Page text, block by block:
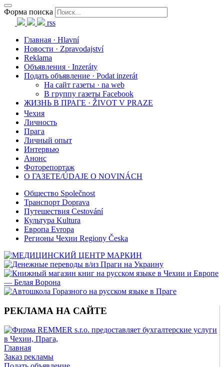
Форма поиска
rss
Главная · Hlavní
Новости · Zpravodajství
Reklama
Объявления · Inzeráty
Подать объявление · Podat inzerát
На сайт газеты · na web
В группу газеты Facebook
ЖИЗНЬ В ПРАГЕ · ŽIVOT V PRAZE
Чехия
Личность
Прага
Личный опыт
Интервью
Анонс
Фоторепортаж
О ГАЗЕТЕ/ÚDAJE O NOVINÁCH
Общество Společnost
Транспорт Doprava
Путешествия Cestování
Культура Kultura
Европа Evropa
Регионы Чехии Regiony Česka
РЕКЛАМА НА САЙТЕ
Главная
Заказ рекламы